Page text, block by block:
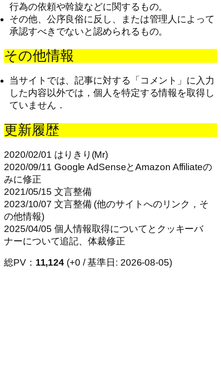
行為の依頼や斡旋などに関するもの。
その他、公序良俗に反し、または管理人によって
承認すべきでないと認められるもの。
その他情報
当サイトでは、記事に対する「コメント」に入力
した内容以外では，個人を特定する情報を取得し
ていません．
更新履歴
2020/02/01 はりきり(Mr)
2020/09/11 Google AdSenseとAmazon Affiliateの
みに修正
2021/05/15 文言整備
2023/10/07 文言整備 (他のサイトへのリンク，そ
の他情報)
2025/04/05 個人情報取得についてとクッキーバ
ナーについて追記、体裁修正
総PV： 11,124 (+0 / 基準日: 2026-08-05)